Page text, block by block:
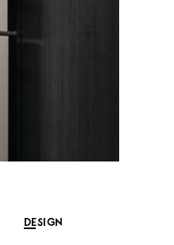
DESIGN